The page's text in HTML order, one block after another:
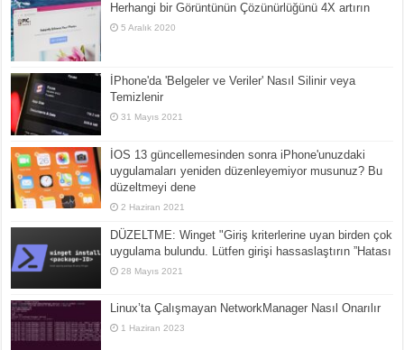
Herhangi bir Görüntünün Çözünürlüğünü 4X artırın
5 Aralık 2020
İPhone'da 'Belgeler ve Veriler' Nasıl Silinir veya
Temizlenir
31 Mayıs 2021
İOS 13 güncellemesinden sonra iPhone'unuzdaki
uygulamaları yeniden düzenleyemiyor musunuz? Bu
düzeltmeyi dene
2 Haziran 2021
DÜZELTME: Winget "Giriş kriterlerine uyan birden çok
uygulama bulundu. Lütfen girişi hassaslaştırın ”Hatası
28 Mayıs 2021
Linux’ta Çalışmayan NetworkManager Nasıl Onarılır
1 Haziran 2023